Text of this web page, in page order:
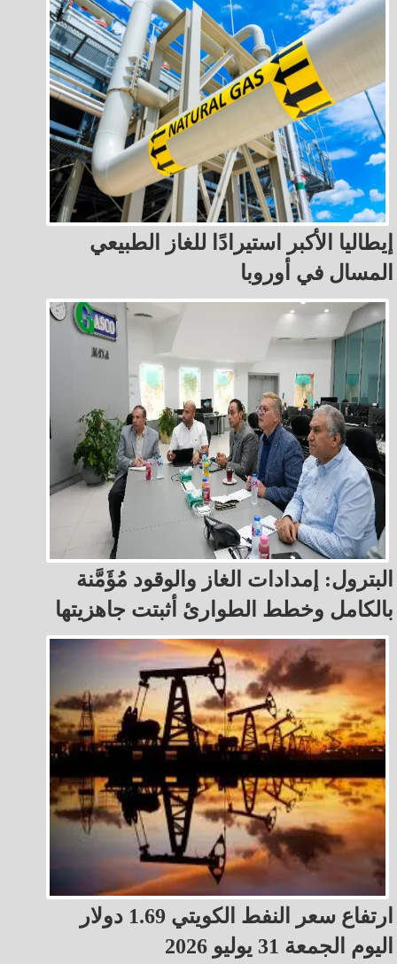
إيطاليا الأكبر استيرادًا للغاز الطبيعي
المسال في أوروبا
البترول: إمدادات الغاز والوقود مُؤَمَّنة
بالكامل وخطط الطوارئ أثبتت جاهزيتها
ارتفاع سعر النفط الكويتي 1.69 دولار
اليوم الجمعة 31 يوليو 2026